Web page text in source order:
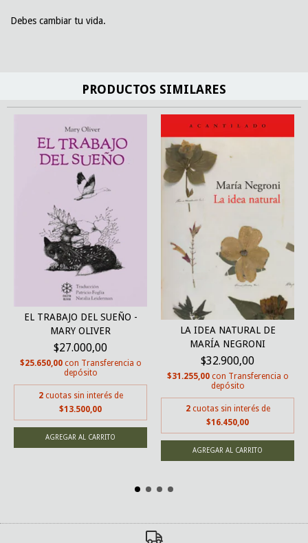
Debes cambiar tu vida.
PRODUCTOS SIMILARES
EL TRABAJO DEL SUEÑO -
MARY OLIVER
$27.000,00
$25.650,00 con Transferencia o
depósito
2 cuotas sin interés de
$13.500,00
LA IDEA NATURAL DE
MARÍA NEGRONI
$32.900,00
$31.255,00 con Transferencia o
depósito
2 cuotas sin interés de
$16.450,00